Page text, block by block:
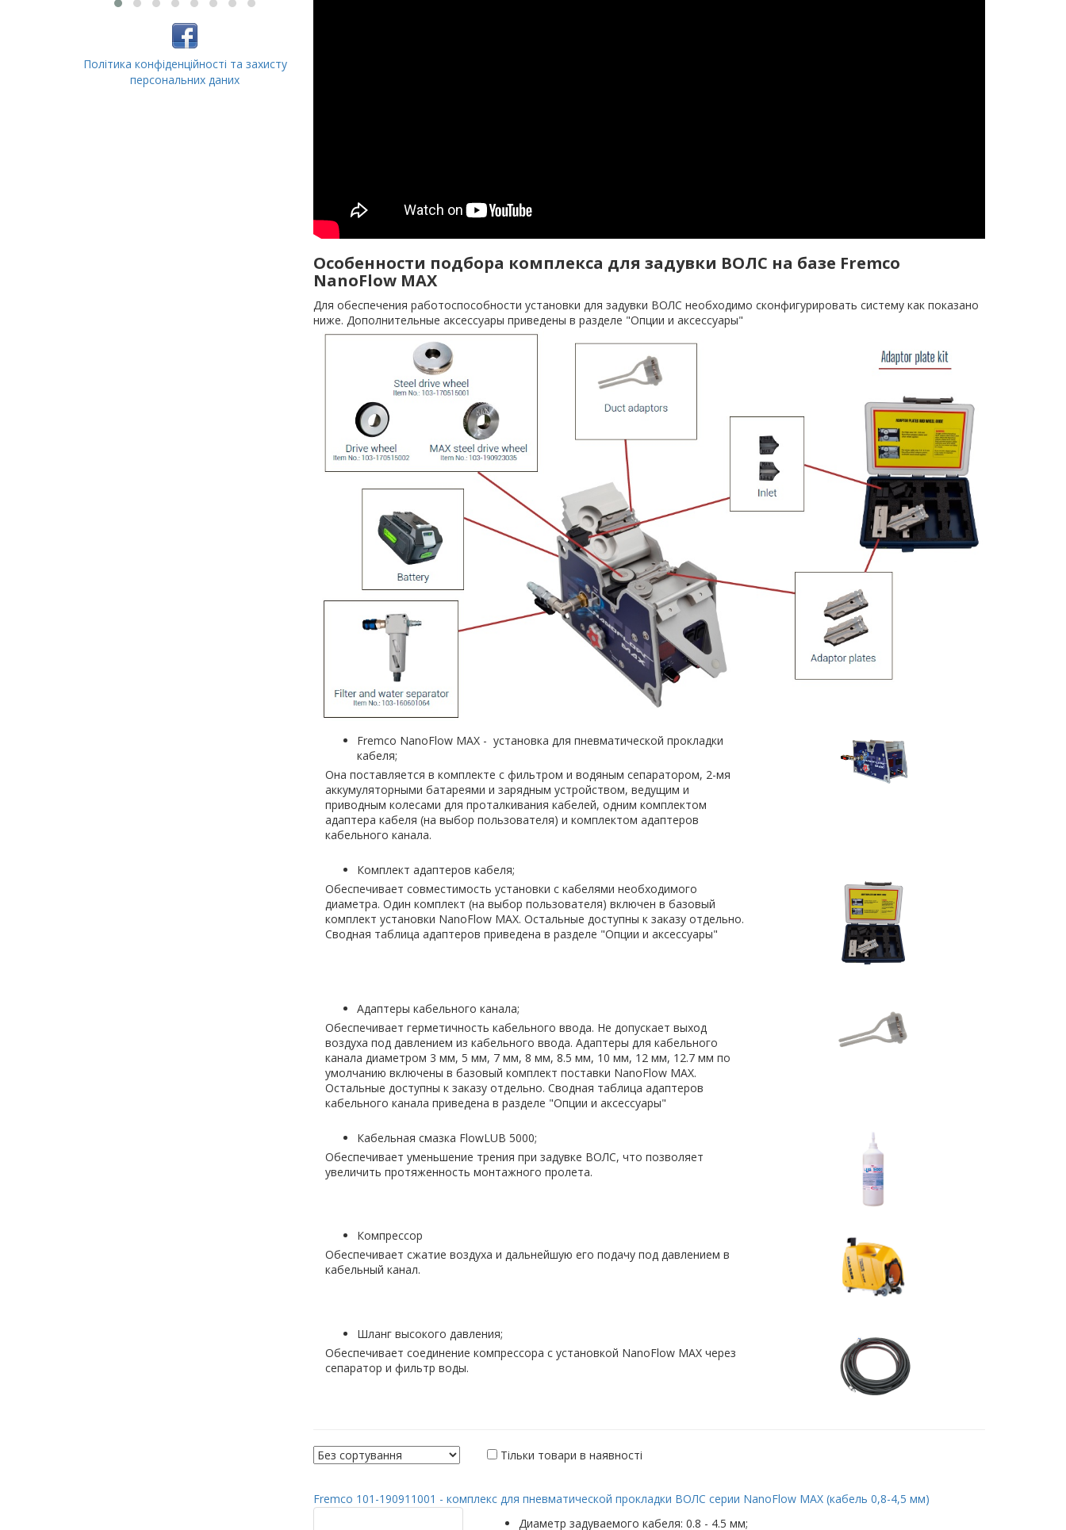
Політика конфіденційності та захисту
персональних даних
Особенности подбора комплекса для задувки ВОЛС на базе Fremco
NanoFlow MAX
Для обеспечения работоспособности установки для задувки ВОЛС необходимо сконфигурировать систему как показано
ниже. Дополнительные аксессуары приведены в разделе "Опции и аксессуары"
Fremco NanoFlow MAX - установка для пневматической прокладки
кабеля;
Она поставляется в комплекте с фильтром и водяным сепаратором, 2-мя
аккумуляторными батареями и зарядным устройством, ведущим и
приводным колесами для проталкивания кабелей, одним комплектом
адаптера кабеля (на выбор пользователя) и комплектом адаптеров
кабельного канала.
Комплект адаптеров кабеля;
Обеспечивает совместимость установки с кабелями необходимого
диаметра. Один комплект (на выбор пользователя) включен в базовый
комплект установки NanoFlow MAX. Остальные доступны к заказу отдельно.
Сводная таблица адаптеров приведена в разделе "Опции и аксессуары"
Адаптеры кабельного канала;
Обеспечивает герметичность кабельного ввода. Не допускает выход
воздуха под давлением из кабельного ввода. Адаптеры для кабельного
канала диаметром 3 мм, 5 мм, 7 мм, 8 мм, 8.5 мм, 10 мм, 12 мм, 12.7 мм по
умолчанию включены в базовый комплект поставки NanoFlow MAX.
Остальные доступны к заказу отдельно. Сводная таблица адаптеров
кабельного канала приведена в разделе "Опции и аксессуары"
Кабельная смазка FlowLUB 5000;
Обеспечивает уменьшение трения при задувке ВОЛС, что позволяет
увеличить протяженность монтажного пролета.
Компрессор
Обеспечивает сжатие воздуха и дальнейшую его подачу под давлением в
кабельный канал.
Шланг высокого давления;
Обеспечивает соединение компрессора с установкой NanoFlow MAX через
сепаратор и фильтр воды.
Тільки товари в наявності
Fremco 101-190911001 - комплекс для пневматической прокладки ВОЛС серии NanoFlow MAX (кабель 0,8-4,5 мм)
Диаметр задуваемого кабеля: 0.8 - 4.5 мм;